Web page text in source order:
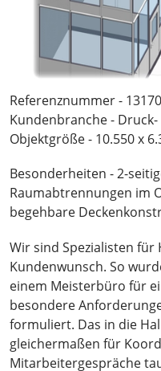
Referenznummer -
Kundenbranche -
Objektgröße - 10.550 x
Besonderheiten - 2-
Raumabtrennungen im
begehbare
Wir sind Spezialisten
Kundenwunsch. So
einem Meisterbüro für
besondere
formuliert. Das in die
gleichermaßen für
Mitarbeitergespräche